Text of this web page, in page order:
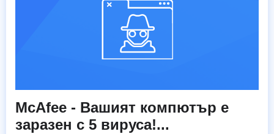
McAfee - Вашият компютър е
заразен с 5 вируса!...